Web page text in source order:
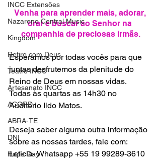
INCC Extensões
Nazareno Central Music
Kingdom
Retiro com Deus
Teatro INCC
Artesanato INCC
ACORD
ABRA-TE
DNI
Hope Day
Venha para aprender mais, adorar,
orar e buscar ao Senhor na
companhia de preciosas irmãs.
Esperamos por todas vocês para que
juntas desfrutemos da plenitude do
Reino de Deus em nossas vidas.
Todas às quartas as 14h30 no
Auditório Ildo Matos.
Deseja saber alguma outra informação
sobre as nossas tardes, fale com:
Leticia- Whatsapp +55 19 99289-3610